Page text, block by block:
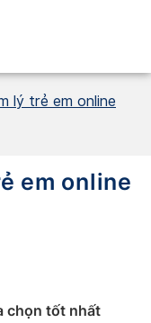
lý trẻ em online
em online
chọn tốt nhất